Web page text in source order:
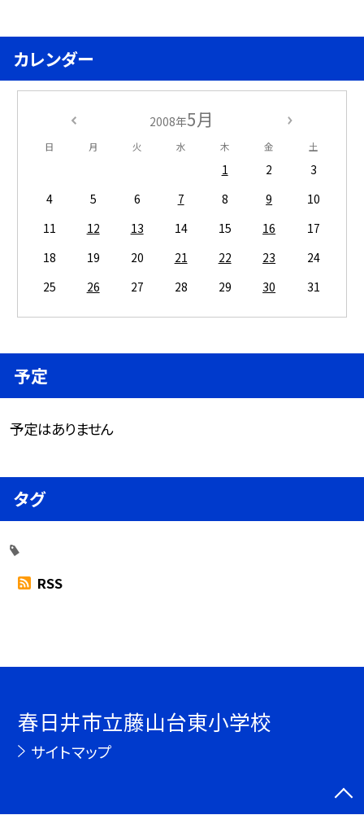
カレンダー
2008年5月
日 月 火 水 木 金 土
1 2
3
4
5 6 7 8 9
10
11
12 13 14 15 16
17
18
19 20 21 22 23
24
25
26 27 28 29 30 31
予定
予定はありません
タグ
RSS
春日井市立藤山台東小学校
サイトマップ